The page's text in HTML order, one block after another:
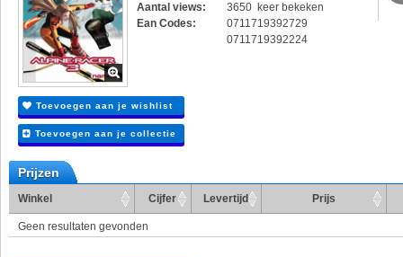
Aantal views:
3650 keer bekeken
Ean Codes:
0711719392729
0711719392224
Toevoegen aan je wishlist
Toevoegen aan je collectie
Prijzen
Winkel Cijfer Levertijd Prijs
Geen resultaten gevonden